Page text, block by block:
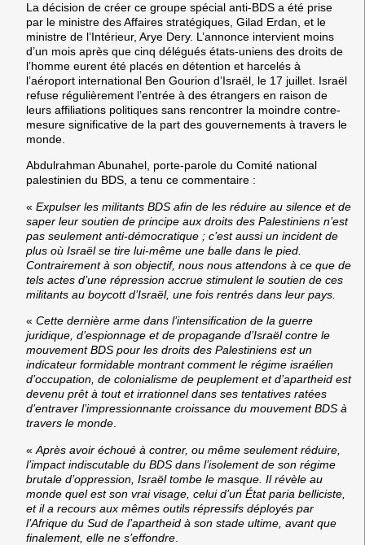
La décision de créer ce groupe spécial anti-BDS a été prise
par le ministre des Affaires stratégiques, Gilad Erdan, et le
ministre de l’Intérieur, Arye Dery. L’annonce intervient moins
d’un mois après que cinq délégués états-uniens des droits de
l’homme eurent été placés en détention et harcelés à
l’aéroport international Ben Gourion d’Israël, le 17 juillet. Israël
refuse régulièrement l’entrée à des étrangers en raison de
leurs affiliations politiques sans rencontrer la moindre contre-
mesure significative de la part des gouvernements à travers le
monde.
Abdulrahman Abunahel, porte-parole du Comité national
palestinien du BDS, a tenu ce commentaire :
« Expulser les militants BDS afin de les réduire au silence et de
saper leur soutien de principe aux droits des Palestiniens n’est
pas seulement anti-démocratique ; c’est aussi un incident de
plus où Israël se tire lui-même une balle dans le pied.
Contrairement à son objectif, nous nous attendons à ce que de
tels actes d’une répression accrue stimulent le soutien de ces
militants au boycott d’Israël, une fois rentrés dans leur pays.
« Cette dernière arme dans l’intensification de la guerre
juridique, d’espionnage et de propagande d’Israël contre le
mouvement BDS pour les droits des Palestiniens est un
indicateur formidable montrant comment le régime israélien
d’occupation, de colonialisme de peuplement et d’apartheid est
devenu prêt à tout et irrationnel dans ses tentatives ratées
d’entraver l’impressionnante croissance du mouvement BDS à
travers le monde.
« Après avoir échoué à contrer, ou même seulement réduire,
l’impact indiscutable du BDS dans l’isolement de son régime
brutale d’oppression, Israël tombe le masque. Il révèle au
monde quel est son vrai visage, celui d’un État paria belliciste,
et il a recours aux mêmes outils répressifs déployés par
l’Afrique du Sud de l’apartheid à son stade ultime, avant que
finalement, elle ne s’effondre